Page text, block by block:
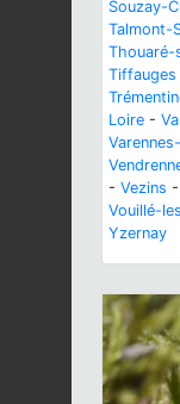
Souzay-
Talmont-
Thouaré-
Tiffauges
Loire -
- Vezins -
Vouillé-
Yzernay